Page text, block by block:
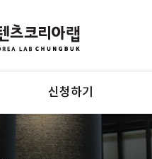
신청하기